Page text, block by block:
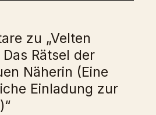
zu „Velten
Das Rätsel der
Näherin (Eine
Einladung zur